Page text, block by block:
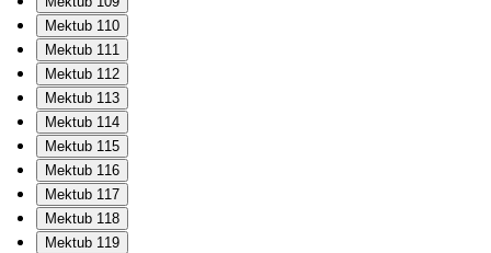
Mektub 110
Mektub 111
Mektub 112
Mektub 113
Mektub 114
Mektub 115
Mektub 116
Mektub 117
Mektub 118
Mektub 119